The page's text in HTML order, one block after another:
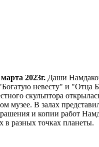
2023г. Даши
невесту" и "Отца
скульптора
музее. В залах
и копии работ
в разных точках планеты.